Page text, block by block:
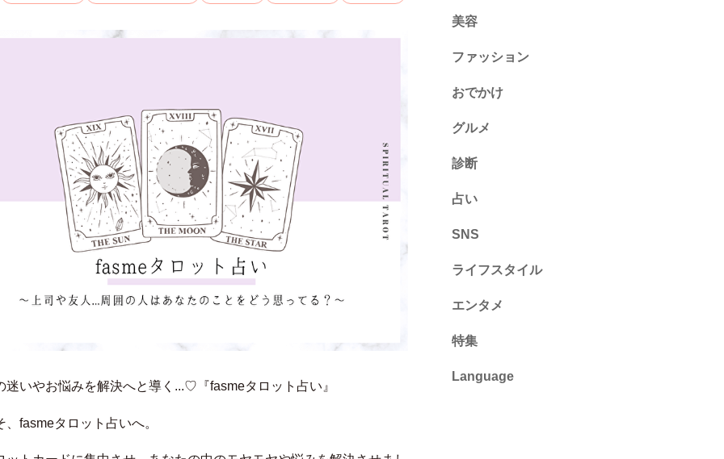
迷いやお悩みを解決へと導く...♡『fasmeタロット占い』
、fasmeタロット占いへ。
美容
ファッション
トレンド
ネイル
おでかけ
グルメ
診断
診断
占い
心理テスト
SNS
ライフスタイル
推し活
カルチャー・暮らし
エンタメ
特集
Language